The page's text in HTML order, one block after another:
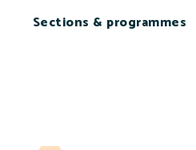
Sections & programmes